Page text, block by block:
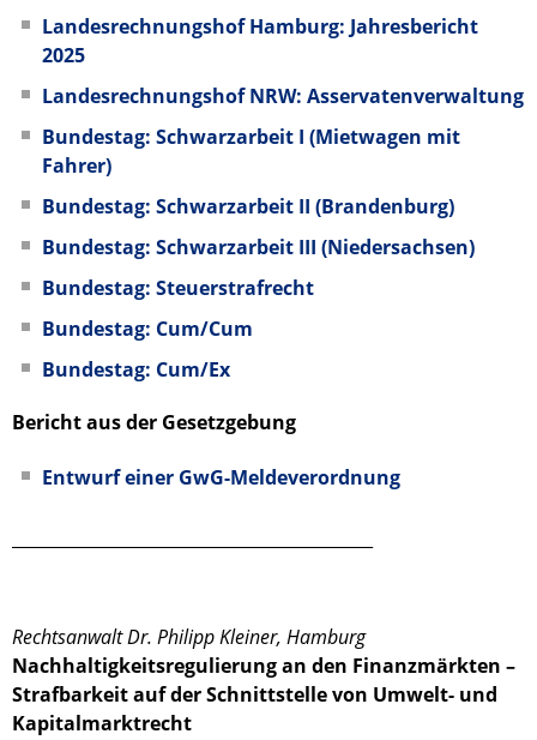
Landesrechnungshof Hamburg: Jahresbericht
2025
Landesrechnungshof NRW: Asservatenverwaltung
Bundestag: Schwarzarbeit I (Mietwagen mit
Fahrer)
Bundestag: Schwarzarbeit II (Brandenburg)
Bundestag: Schwarzarbeit III (Niedersachsen)
Bundestag: Steuerstrafrecht
Bundestag: Cum/Cum
Bundestag: Cum/Ex
Bericht aus der Gesetzgebung
Entwurf einer GwG-Meldeverordnung
Rechtsanwalt Dr. Philipp Kleiner, Hamburg
Nachhaltigkeitsregulierung an den Finanzmärkten –
Strafbarkeit auf der Schnittstelle von Umwelt- und
Kapitalmarktrecht